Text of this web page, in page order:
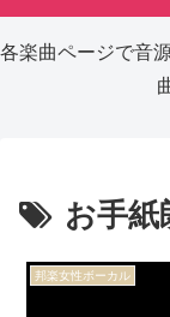
各楽曲ページで音
お手紙
邦楽女性ボーカル